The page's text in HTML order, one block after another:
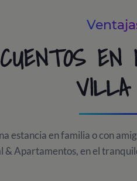
VILLA
estancia en familia o con
& Apartamentos, en el